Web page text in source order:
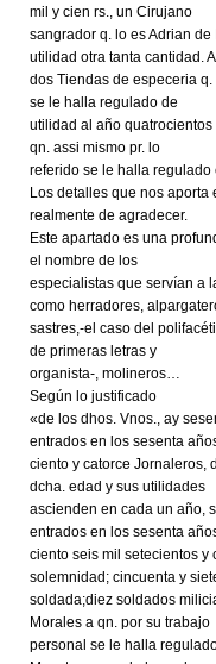
mil y cien rs., un Cirujano
sangrador q. lo es Adrian
utilidad otra tanta cantidad.
dos Tiendas de especeria
se le halla regulado de
utilidad al año
qn. assi mismo pr. lo
referido se le halla
Los detalles que nos aporta
realmente de agradecer.
Este apartado es una
el nombre de los
especialistas que servían a
como herradores,
sastres,-el caso del
de primeras letras y
organista-, molineros…
Según lo justificado
«de los dhos. Vnos., ay
entrados en los sesenta
ciento y catorce Jornaleros,
dcha. edad y sus utilidades
ascienden en cada un año,
entrados en los sesenta
ciento seis mil setecientos y
solemnidad; cincuenta y
soldada;diez soldados
Morales a qn. por su trabajo
personal se le halla